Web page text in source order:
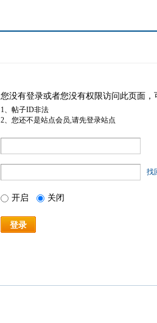
您没有登录或者您没有权限访问此页面
1、帖子ID非法
2、您还不是站点会员,请先登录站点
找
开启 关闭
登录